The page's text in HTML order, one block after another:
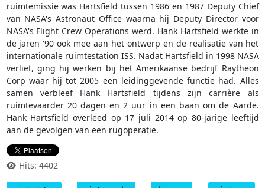
ruimtemissie was Hartsfield tussen 1986 en 1987 Deputy Chief
van NASA's Astronaut Office waarna hij Deputy Director voor
NASA's Flight Crew Operations werd. Hank Hartsfield werkte in
de jaren '90 ook mee aan het ontwerp en de realisatie van het
internationale ruimtestation ISS. Nadat Hartsfield in 1998 NASA
verliet, ging hij werken bij het Amerikaanse bedrijf Raytheon
Corp waar hij tot 2005 een leidinggevende functie had. Alles
samen verbleef Hank Hartsfield tijdens zijn carrière als
ruimtevaarder 20 dagen en 2 uur in een baan om de Aarde.
Hank Hartsfield overleed op 17 juli 2014 op 80-jarige leeftijd
aan de gevolgen van een rugoperatie.
Hits: 4402